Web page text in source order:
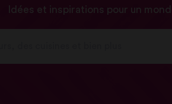
Idées et inspirations pour un